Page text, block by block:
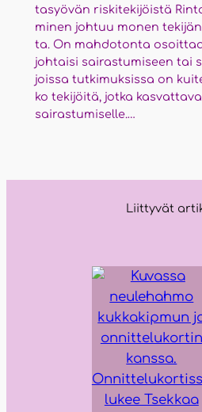
ta­syö­vän ris­ki­te­ki­jöis­tä
mi­nen joh­tuu monen
ta. On mah­do­ton­ta
joh­tai­si sai­ras­tu­mi­seen tai
jois­sa tut­ki­muk­sis­sa on
ko teki­jöi­tä, jot­ka
sai­ras­tu­mi­sel­le.…
Liittyvät